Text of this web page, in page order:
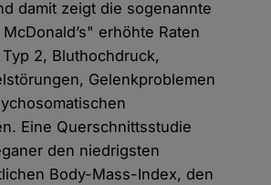
damit zeigt die sogenannte
erhöhte Raten
2, Bluthochdruck,
Gelenkproblemen
Eine Querschnittsstudie
den niedrigsten
Body-Mass-Index, den